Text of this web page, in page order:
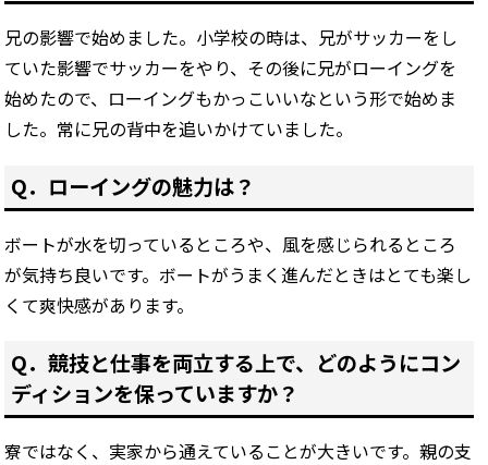
兄の影響で始めました。小学校の時は、兄がサッカーをし
ていた影響でサッカーをやり、その後に兄がローイングを
始めたので、ローイングもかっこいいなという形で始めま
した。常に兄の背中を追いかけていました。
Q．ローイングの魅力は？
ボートが水を切っているところや、風を感じられるところ
が気持ち良いです。ボートがうまく進んだときはとても楽し
くて爽快感があります。
Q．競技と仕事を両立する上で、どのようにコン
ディションを保っていますか？
寮ではなく、実家から通えていることが大きいです。親の支